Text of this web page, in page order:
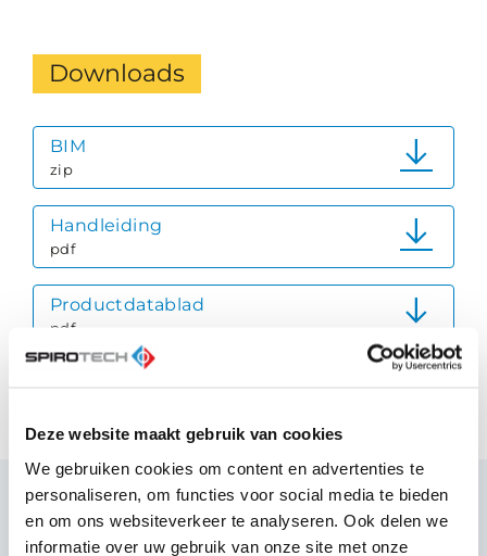
Deze website maakt gebruik van cookies
We gebruiken cookies om content en advertenties te
personaliseren, om functies voor social media te bieden
en om ons websiteverkeer te analyseren. Ook delen we
informatie over uw gebruik van onze site met onze
Downloads
BIM
zip
Handleiding
pdf
Productdatablad
pdf
Aanbevolen producten